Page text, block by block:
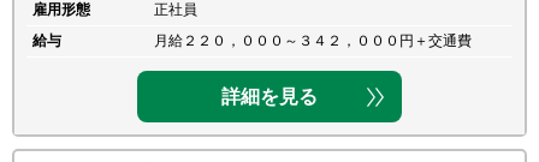
雇用形態
正社員
給与
月給２２０，０００～３４２，０００円＋交通費
詳細を見る